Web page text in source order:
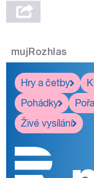
mujRozhlas
Hry a četby
Pohádky
Živé vysílání